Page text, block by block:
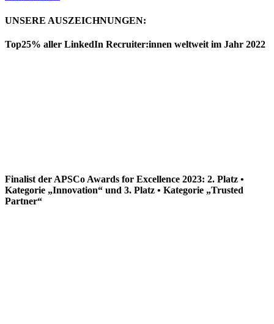
UNSERE AUSZEICHNUNGEN:
Top25% aller LinkedIn Recruiter:innen weltweit im Jahr 2022
Finalist der APSCo Awards for Excellence 2023: 2. Platz •
Kategorie „Innovation“ und 3. Platz • Kategorie „Trusted
Partner“